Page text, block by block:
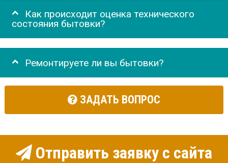
Как происходит оценка технического
состояния бытовки?
Ремонтируете ли вы бытовки?
ЗАДАТЬ ВОПРОС
Отправить заявку с сайта